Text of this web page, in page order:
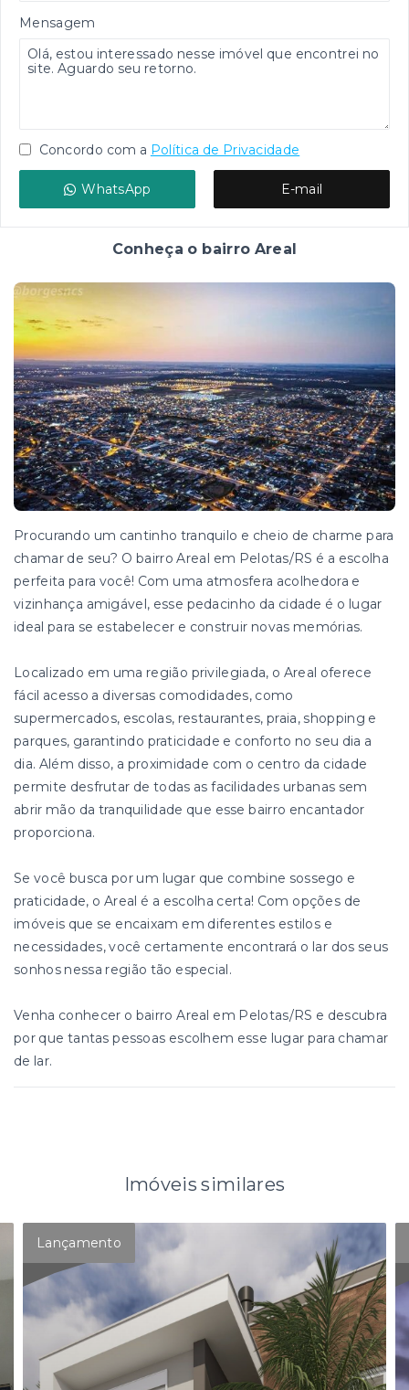
Mensagem
Concordo com a Política de Privacidade
WhatsApp E-mail
Conheça o bairro Areal
Procurando um cantinho tranquilo e cheio de charme para
chamar de seu? O bairro Areal em Pelotas/RS é a escolha
perfeita para você! Com uma atmosfera acolhedora e
vizinhança amigável, esse pedacinho da cidade é o lugar
ideal para se estabelecer e construir novas memórias.
Localizado em uma região privilegiada, o Areal oferece
fácil acesso a diversas comodidades, como
supermercados, escolas, restaurantes, praia, shopping e
parques, garantindo praticidade e conforto no seu dia a
dia. Além disso, a proximidade com o centro da cidade
permite desfrutar de todas as facilidades urbanas sem
abrir mão da tranquilidade que esse bairro encantador
proporciona.
Se você busca por um lugar que combine sossego e
praticidade, o Areal é a escolha certa! Com opções de
imóveis que se encaixam em diferentes estilos e
necessidades, você certamente encontrará o lar dos seus
sonhos nessa região tão especial.
Venha conhecer o bairro Areal em Pelotas/RS e descubra
por que tantas pessoas escolhem esse lugar para chamar
de lar.
Imóveis similares
Lançamento